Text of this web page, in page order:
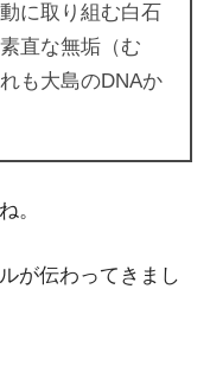
に取り組む白石
直な無垢（む
も大島のDNAか
。
が伝わってきまし